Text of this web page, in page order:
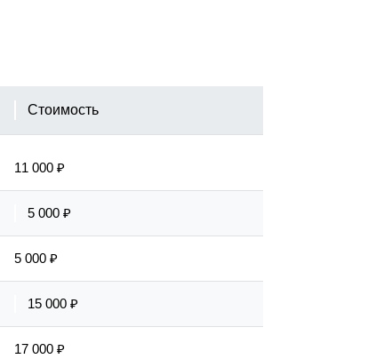
Стоимость
11 000 ₽
5 000 ₽
5 000 ₽
15 000 ₽
17 000 ₽